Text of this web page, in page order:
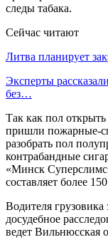
следы табака.
Сейчас читают
Литва планирует
Эксперты
без…
Так как пол
пришли пожарные-
разобрать пол
контрабандные
«Минск
составляет более
Водителя грузовика
досудебное
ведет Вильнюсская